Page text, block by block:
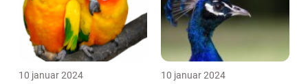
10 januar 2024 10 januar 2024